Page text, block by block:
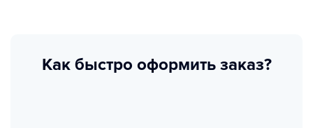
Как быстро оформить заказ?